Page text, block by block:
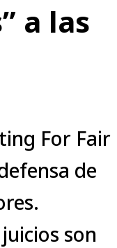
a las
For Fair
de
son